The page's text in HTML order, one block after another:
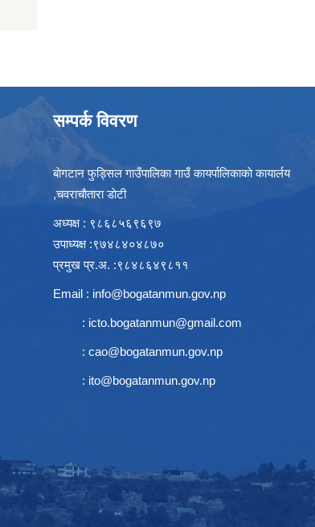
सम्पर्क विवरण
बाेगटान फुड्सिल गाउँपालिका गाउँ कायर्पालिकाकाे कायार्लय
,चवराचाैतारा डाेटी
अध्यक्ष : ९८६८५६९६९७
उपाध्यक्ष :९७४८४०४८७०
प्रमुख प्र.अ. :९८४८६४९८११
Email : info@bogatanmun.gov.np
: icto.bogatanmun@gmail.com
: cao@bogatanmun.gov.np
: ito@bogatanmun.gov.np